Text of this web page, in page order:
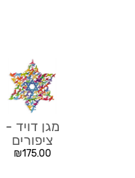
מגן דויד -
ציפורים
₪175.00